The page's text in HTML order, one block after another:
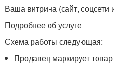
Ваша витрина (сайт, соцсети
Подробнее об услуге
Схема работы следующая:
Продавец маркирует